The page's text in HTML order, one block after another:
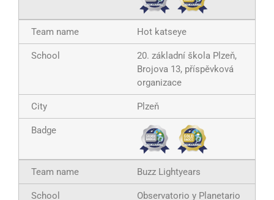
Hot katseye
20. základní škola Plzeň,
Brojova 13, příspěvková
organizace
Plzeň
Buzz Lightyears
Observatorio y Planetario